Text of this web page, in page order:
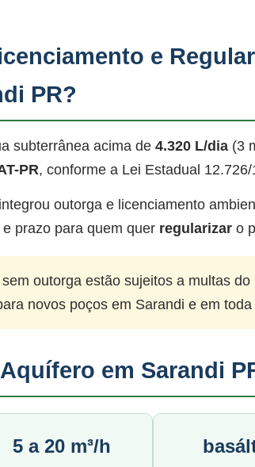
e
PR?
subterrânea acima de 4.320 L/dia (3
PR, conforme a Lei Estadual
integrou outorga e licenciamento
prazo para quem quer regularizar o
outorga estão sujeitos a multas
novos poços em Sarandi e em
em Sarandi
5 a 20 m³/h